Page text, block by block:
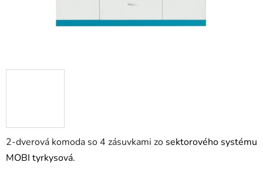
2-dverová komoda so 4 zásuvkami zo sektorového systému
MOBI tyrkysová.